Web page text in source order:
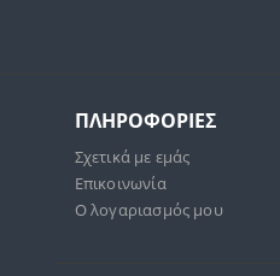
ΠΛΗΡΟΦΟΡΙΕΣ
Σχετικά με εμάς
Επικοινωνία
Ο λογαριασμός μου